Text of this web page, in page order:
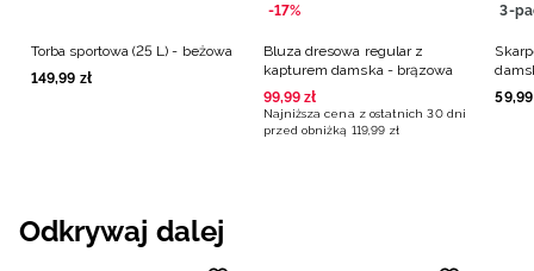
Torba sportowa (25 L) - beżowa
149,99 zł
-17%
Bluza dresowa regular z
kapturem damska - brązowa
99,99 zł
Najniższa cena z ostatnich 30 dni
przed obniżką 119,99 zł
3-
59,99
Odkrywaj dalej